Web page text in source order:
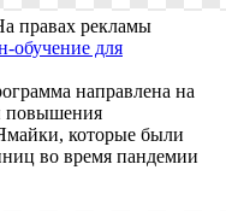
правах рекламы
обучение для
направлена на
повышения
которые были
во время пандемии